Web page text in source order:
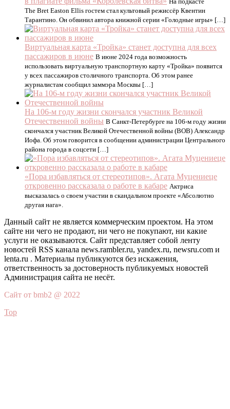
The Bret Easton Ellis гостем стал культовый режиссёр Квентин
Тарантино. Он обвинил автора книжной серии «Голодные игры» […]
Виртуальная карта «Тройка» станет доступна для всех
пассажиров в июне В июне 2024 года возможность
использовать виртуальную транспортную карту «Тройка» появится
у всех пассажиров столичного транспорта. Об этом ранее
журналистам сообщил заммэра Москвы […]
На 106-м году жизни скончался участник Великой
Отечественной войны В Санкт-Петербурге на 106-м году жизни
скончался участник Великой Отечественной войны (ВОВ) Александр
Иофа. Об этом говорится в сообщении администрации Центрального
района города в соцсети […]
«Пора избавляться от стереотипов». Агата Муцениеце
откровенно рассказала о работе в кабаре Актриса
высказалась о своем участии в скандальном проекте «Абсолютно
другая нага».
Данный сайт не является коммерческим проектом. На этом
сайте ни чего не продают, ни чего не покупают, ни какие
услуги не оказываются. Сайт представляет собой ленту
новостей RSS канала news.rambler.ru, yandex.ru, newsru.com и
lenta.ru . Материалы публикуются без искажения,
ответственность за достоверность публикуемых новостей
Администрация сайта не несёт.
Сайт от bmb2 @ 2022
Top